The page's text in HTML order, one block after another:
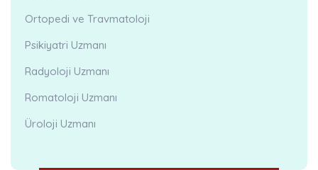
Ortopedi ve Travmatoloji
Psikiyatri Uzmanı
Radyoloji Uzmanı
Romatoloji Uzmanı
Üroloji Uzmanı